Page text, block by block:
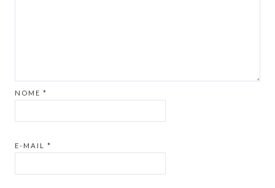
NOME *
E-MAIL *